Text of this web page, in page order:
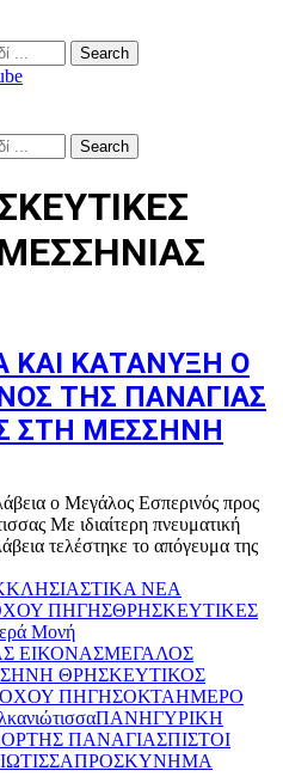
Search
Search
ΚΑΤΑΝΥΞΗ Ο
ΤΗΣ ΠΑΝΑΓΙΑΣ
ΣΤΗ ΜΕΣΣΗΝΗ
ο Μεγάλος Εσπερινός προς
Με ιδιαίτερη πνευματική
τελέστηκε το απόγευμα της
ΝΕΑ
ΠΗΓΗΣΘΡΗΣΚΕΥΤΙΚΕΣ
Μονή
ΕΙΚΟΝΑΣΜΕΓΑΛΟΣ
ΘΡΗΣΚΕΥΤΙΚΟΣ
ΠΗΓΗΣΟΚΤΑΗΜΕΡΟ
ΠΑΝΗΓΥΡΙΚΗ
ΠΑΝΑΓΙΑΣΠΙΣΤΟΙ
ΠΡΟΣΚΥΝΗΜΑ